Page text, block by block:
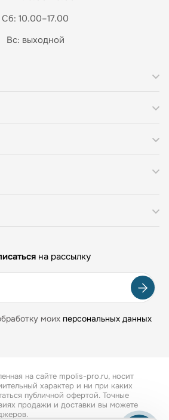
Сб: 10.00–17.00
Вс: выходной
на рассылку
моих персональных данных
на сайте mpolis-pro.ru, носит
характер и ни при каких
публичной офертой. Точные
продажи и доставки вы можете